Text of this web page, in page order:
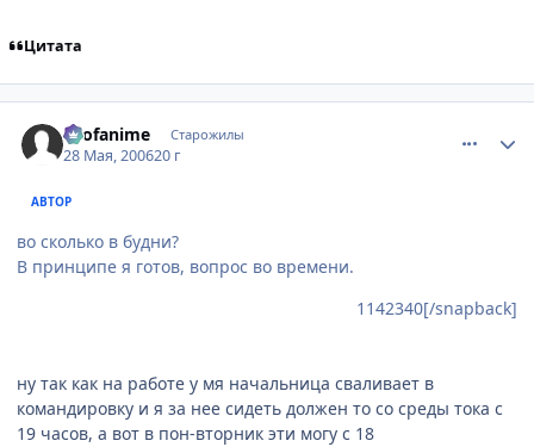
Цитата
allofanime Старожилы
28 Мая, 200620 г
АВТОР
во сколько в будни?
В принципе я готов, вопрос во времени.
1142340[/snapback]
ну так как на работе у мя начальница сваливает в
командировку и я за нее сидеть должен то со среды тока с
19 часов, а вот в пон-вторник эти могу с 18